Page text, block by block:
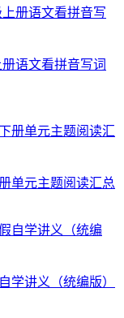
语文看拼音写词
单元主题阅读汇总
学讲义（统编版）